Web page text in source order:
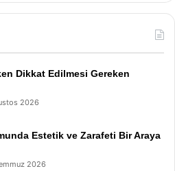
Dikkat Edilmesi Gereken
2026
Estetik ve Zarafeti Bir Araya
2026